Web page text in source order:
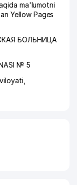
ma'lumotni
Yellow Pages
БОЛЬНИЦА
№ 5